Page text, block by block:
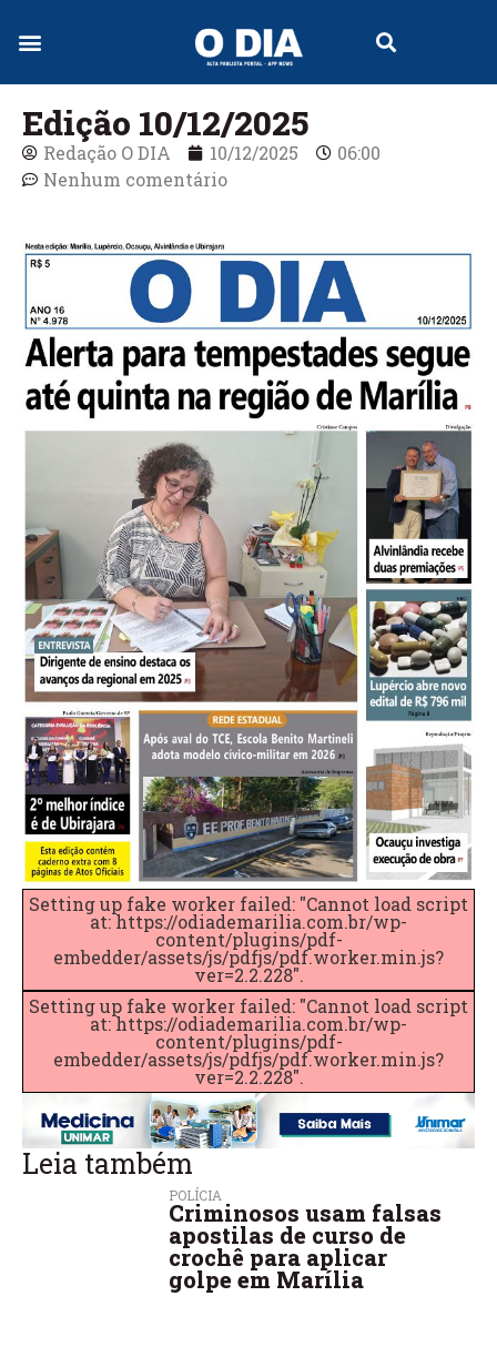
Edição 10/12/2025
Redação O DIA 10/12/2025
06:00
Nenhum comentário
Setting up fake worker failed: "Cannot load script
at: https://odiademarilia.com.br/wp-
content/plugins/pdf-
embedder/assets/js/pdfjs/pdf.worker.min.js?
ver=2.2.228".
Setting up fake worker failed: "Cannot load script
at: https://odiademarilia.com.br/wp-
content/plugins/pdf-
embedder/assets/js/pdfjs/pdf.worker.min.js?
ver=2.2.228".
Leia também
POLÍCIA
Criminosos usam falsas
apostilas de curso de
crochê para aplicar
golpe em Marília